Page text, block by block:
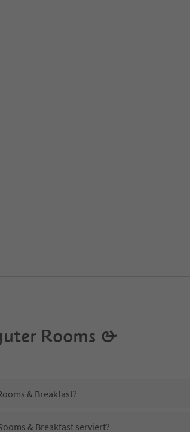
Rooms &
& Breakfast?
& Breakfast serviert?